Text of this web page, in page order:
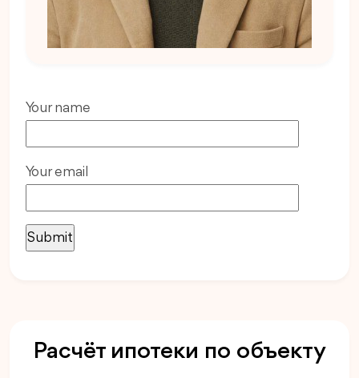
Your name
Your email
Расчёт ипотеки по объекту